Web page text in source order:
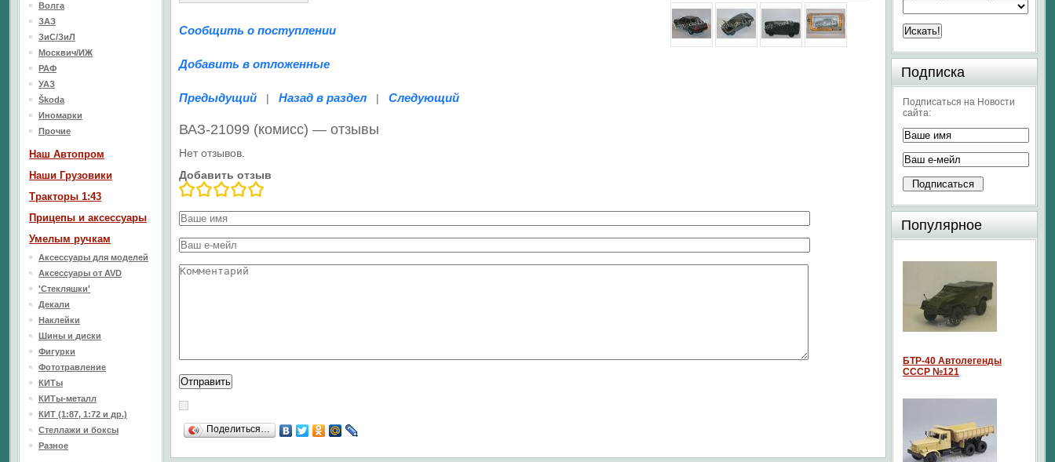
Сообщить о поступлении
Добавить в отложенные
Предыдущий | Назад в раздел | Следующий
ВАЗ-21099 (комисс) — отзывы
Нет отзывов.
Добавить отзыв
Поделиться…
Волга
ЗАЗ
ЗиС/ЗиЛ
Москвич/ИЖ
РАФ
УАЗ
Škoda
Иномарки
Прочие
Наш Aвтопром
Наши Грузовики
Тракторы 1:43
Прицепы и аксессуары
Умелым ручкам
Аксессуары для моделей
Аксессуары от AVD
'Стекляшки'
Декали
Наклейки
Шины и диски
Фигурки
Фототравление
КИТы
КИТы-металл
КИТ (1:87, 1:72 и др.)
Стеллажи и боксы
Разное
Подписка
Подписаться на Новости
сайта:
Популярное
БТР-40 Автолегенды
СССР №121